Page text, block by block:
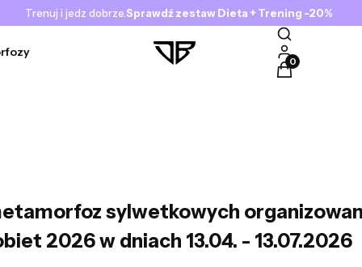
Trenuj i jedz dobrze.Sprawdź zestaw Dieta + Trening -20%
Produkty w
sylwetkowych
2026 w dniach 13.04. - 13.07.2026